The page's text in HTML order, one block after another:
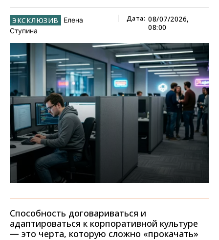
Елена
Ступина
Дата: 08/07/2026,
08:00
Способность договариваться и
адаптироваться к корпоративной культуре
— это черта, которую сложно «прокачать»